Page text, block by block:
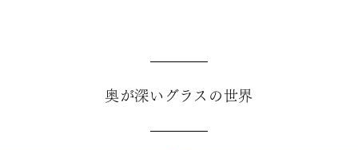
奥が深いグラスの世界